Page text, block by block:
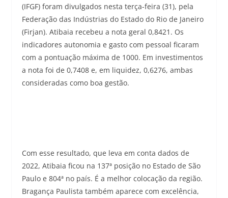
(IFGF) foram divulgados nesta terça-feira (31), pela
Federação das Indústrias do Estado do Rio de Janeiro
(Firjan). Atibaia recebeu a nota geral 0,8421. Os
indicadores autonomia e gasto com pessoal ficaram
com a pontuação máxima de 1000. Em investimentos
a nota foi de 0,7408 e, em liquidez, 0,6276, ambas
consideradas como boa gestão.
Com esse resultado, que leva em conta dados de
2022, Atibaia ficou na 137ª posição no Estado de São
Paulo e 804ª no país. É a melhor colocação da região.
Bragança Paulista também aparece com excelência,